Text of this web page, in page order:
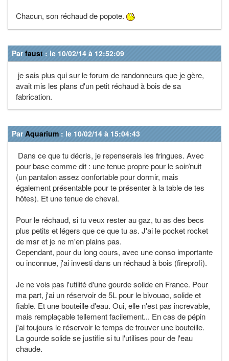
Chacun, son réchaud de popote.
Parfaust : le 10/02/14 à 12:52:09
je sais plus qui sur le forum de randonneurs que je gère,
avait mis les plans d'un petit réchaud à bois de sa
fabrication.
ParAquarium : le 10/02/14 à 15:04:43
Dans ce que tu décris, je repenserais les fringues. Avec
pour base comme dit : une tenue propre pour le soir/nuit
(un pantalon assez confortable pour dormir, mais
également présentable pour te présenter à la table de tes
hôtes). Et une tenue de cheval.
Pour le réchaud, si tu veux rester au gaz, tu as des becs
plus petits et légers que ce que tu as. J'ai le pocket rocket
de msr et je ne m'en plains pas.
Cependant, pour du long cours, avec une conso importante
ou inconnue, j'ai investi dans un réchaud à bois (fireprofi).
Je ne vois pas l'utilité d'une gourde solide en France. Pour
ma part, j'ai un réservoir de 5L pour le bivouac, solide et
fiable. Et une bouteille d'eau. Oui, elle n'est pas increvable,
mais remplaçable tellement facilement... En cas de pépin
j'ai toujours le réservoir le temps de trouver une bouteille.
La gourde solide se justifie si tu l'utilises pour de l'eau
chaude.